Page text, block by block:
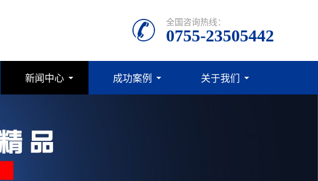
全国咨询热线：
0755-23505442
新闻中心 成功案例 关于我们